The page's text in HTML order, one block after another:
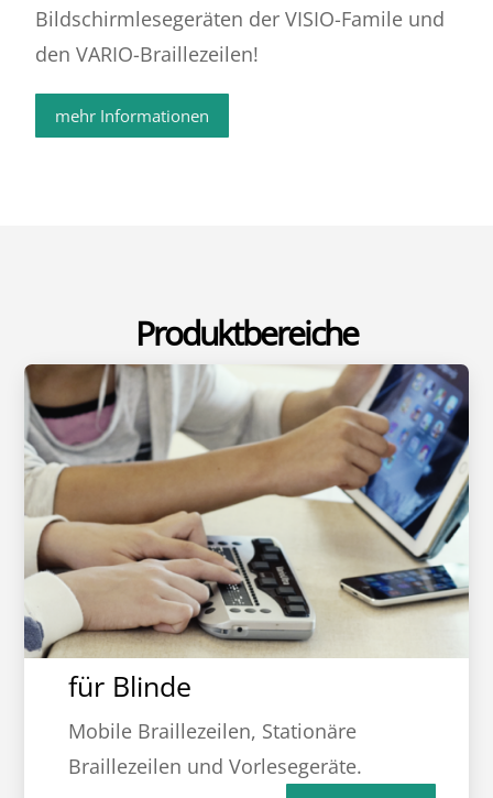
Bildschirmlesegeräten der VISIO-Famile und
den VARIO-Braillezeilen!
mehr Informationen
Produktbereiche
für Blinde
Mobile Braillezeilen, Stationäre
Braillezeilen und Vorlesegeräte.